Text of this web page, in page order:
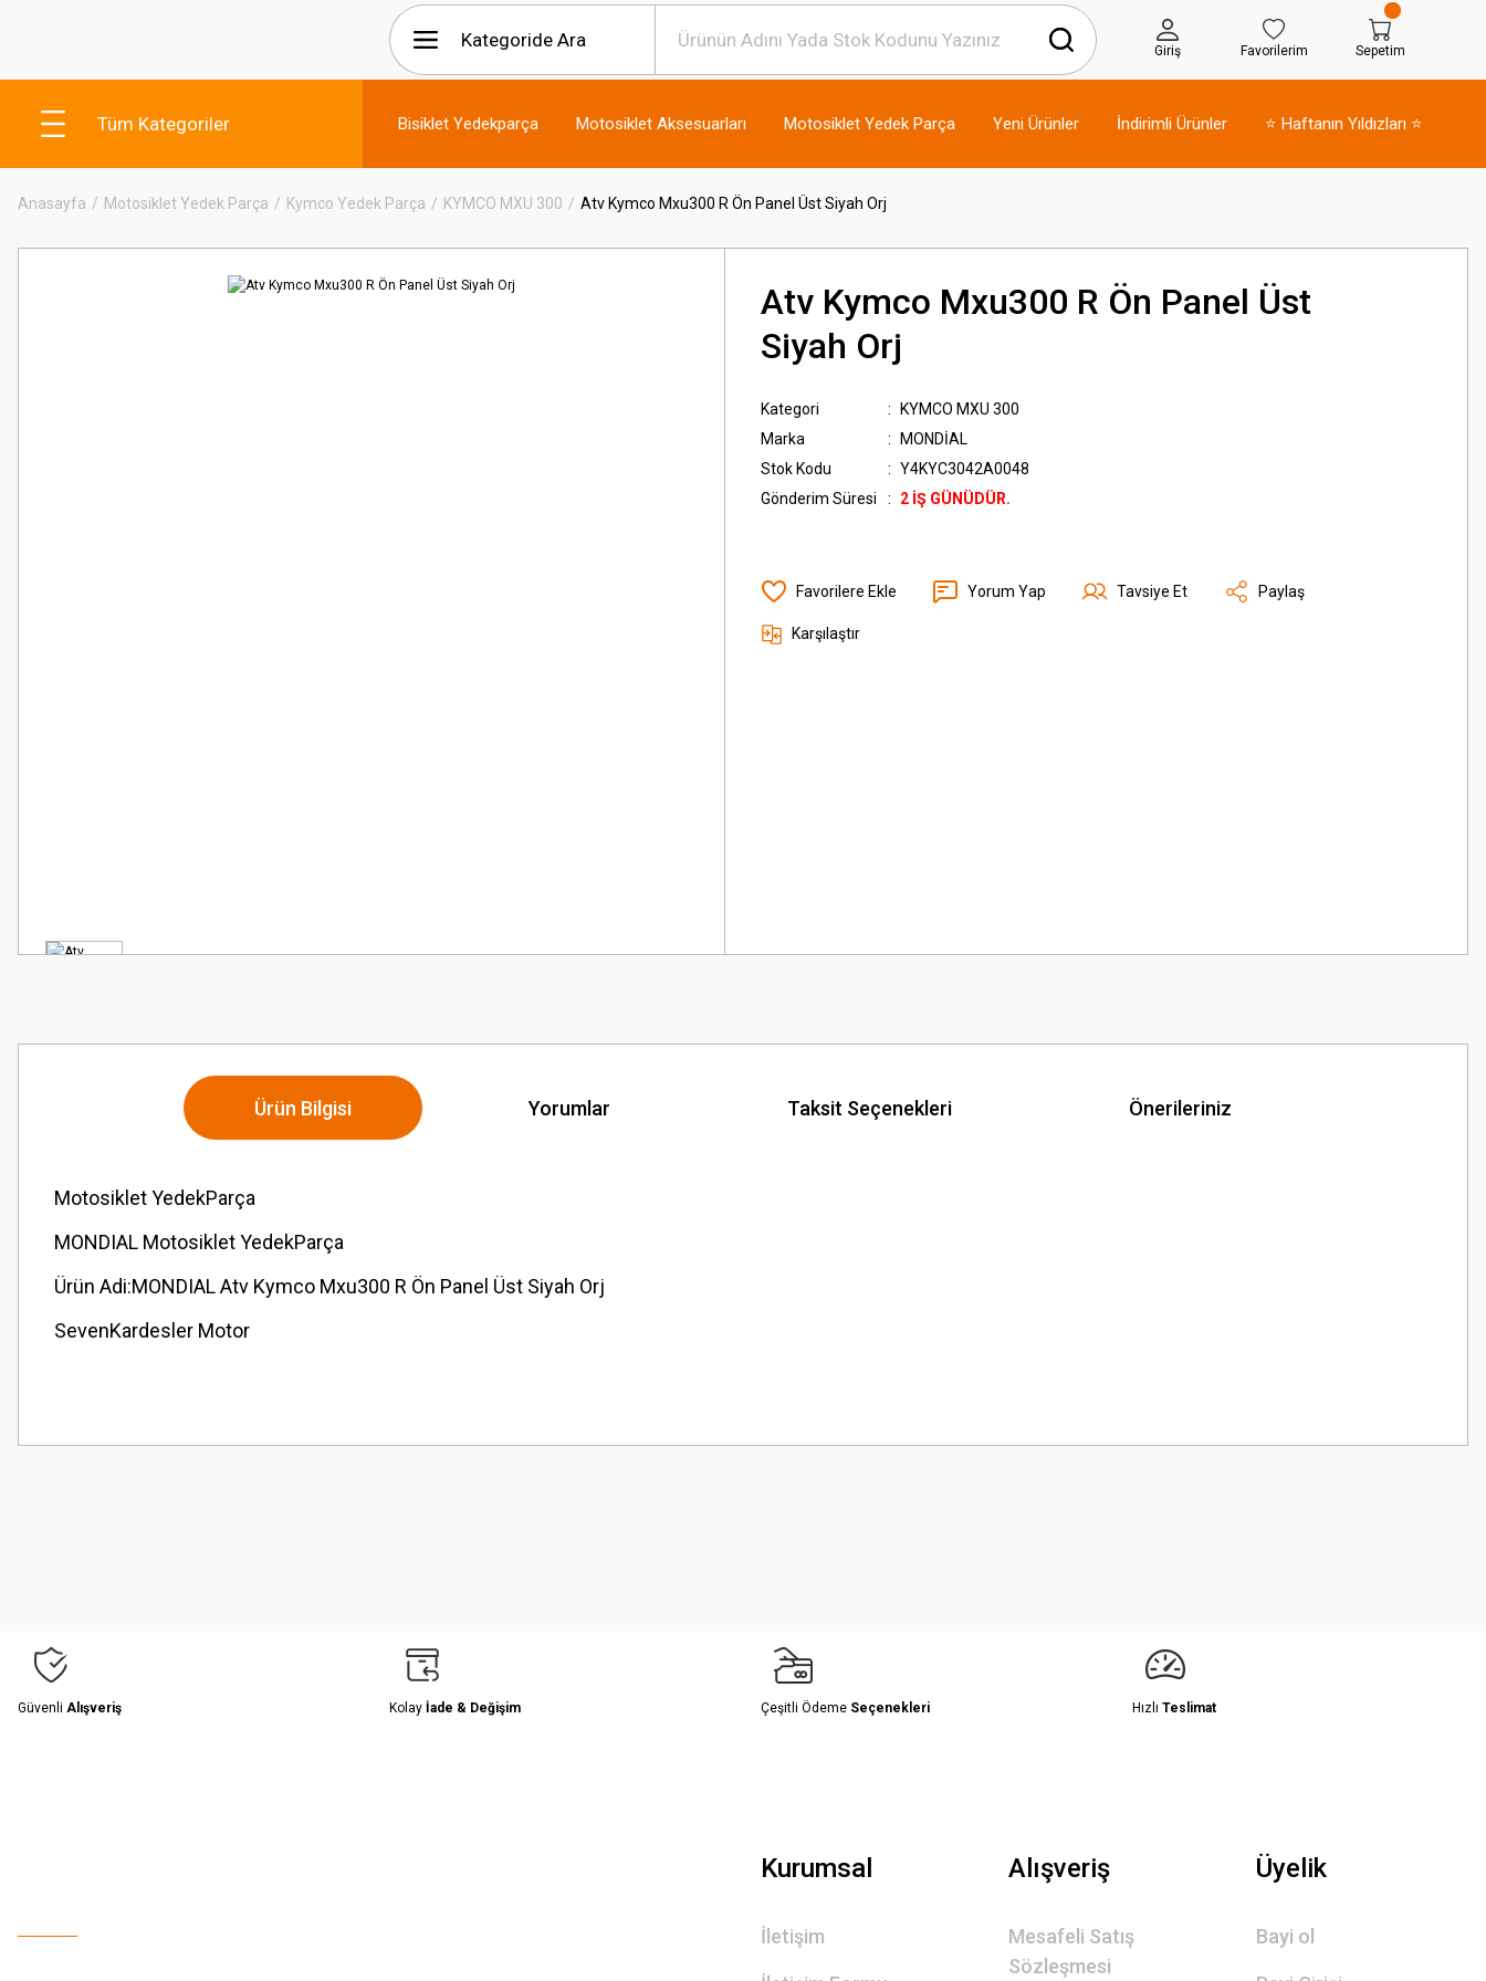
Giriş Favorilerim Sepetim
Tüm Kategoriler Bisiklet Yedekparça Motosiklet Aksesuarları Motosiklet Yedek Parça Yeni Ürünler İndirimli Ürünler ⭐ Haftanın Yıldızları ⭐
Anasayfa Motosiklet Yedek Parça Kymco Yedek Parça KYMCO MXU 300 Atv Kymco Mxu300 R Ön Panel Üst Siyah Orj
Atv Kymco Mxu300 R Ön Panel Üst
Siyah Orj
Kategori
KYMCO MXU 300
Marka
MONDİAL
Stok Kodu
Y4KYC3042A0048
Gönderim Süresi
2 İŞ GÜNÜDÜR.
Yorum Yap Tavsiye Et Paylaş
Karşılaştır
Ürün Bilgisi Yorumlar Taksit Seçenekleri Önerileriniz
Motosiklet YedekParça
MONDIAL Motosiklet YedekParça
Ürün Adi:MONDIAL Atv Kymco Mxu300 R Ön Panel Üst Siyah Orj
SevenKardesler Motor
Görüş ve önerileriniz için teşekkür ederiz.
Güvenli Alışveriş Kolay İade & Değişim Çeşitli Ödeme Seçenekleri Hızlı Teslimat
Kurumsal
İletişim
Alışveriş
Mesafeli Satış
Sözleşmesi
Üyelik
Bayi ol